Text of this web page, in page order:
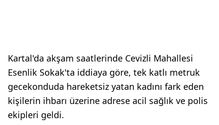
Kartal'da akşam saatlerinde Cevizli Mahallesi
Esenlik Sokak'ta iddiaya göre, tek katlı metruk
gecekonduda hareketsiz yatan kadını fark eden
kişilerin ihbarı üzerine adrese acil sağlık ve polis
ekipleri geldi.